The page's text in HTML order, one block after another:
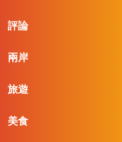
評論
兩岸
旅遊
美食